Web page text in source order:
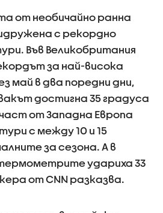
от необичайно ранна
с рекордно
Във Великобритания
за най-висока
май в два поредни дни,
достигна 35 градуса
от Западна Европа
с между 10 и 15
за сезона. А в
удариха 33
от CNN разказва.